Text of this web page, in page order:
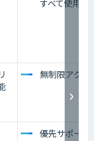
すべて使用可
無制限アクセ
優先サポート